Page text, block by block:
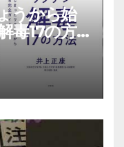
うから始
毒17の方